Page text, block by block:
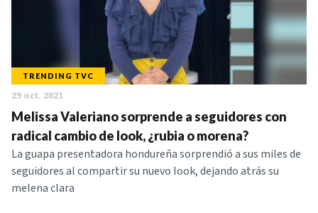
TRENDING TVC
29 oct. 2021
Melissa Valeriano sorprende a seguidores con
radical cambio de look, ¿rubia o morena?
La guapa presentadora hondureña sorprendió a sus miles de
seguidores al compartir su nuevo look, dejando atrás su
melena clara